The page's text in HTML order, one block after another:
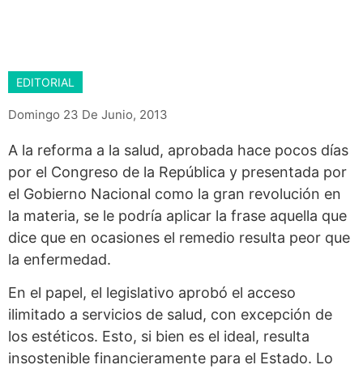
EDITORIAL
Domingo 23 De Junio, 2013
A la reforma a la salud, aprobada hace pocos días
por el Congreso de la República y presentada por
el Gobierno Nacional como la gran revolución en
la materia, se le podría aplicar la frase aquella que
dice que en ocasiones el remedio resulta peor que
la enfermedad.
En el papel, el legislativo aprobó el acceso
ilimitado a servicios de salud, con excepción de
los estéticos. Esto, si bien es el ideal, resulta
insostenible financieramente para el Estado. Lo